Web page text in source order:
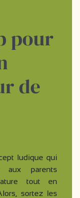
pour
de
ludique qui
aux parents
tout en
sortez les